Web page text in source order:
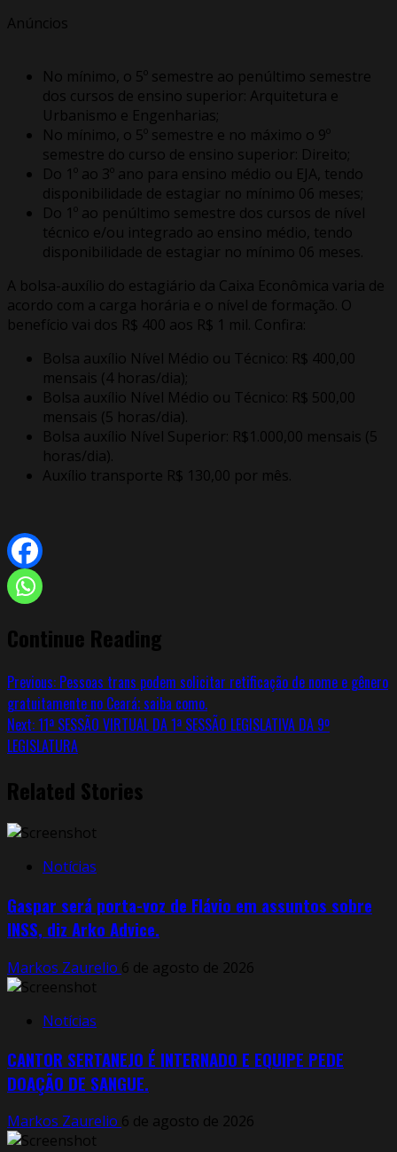
Anúncios
No mínimo, o 5º semestre ao penúltimo semestre
dos cursos de ensino superior: Arquitetura e
Urbanismo e Engenharias;
No mínimo, o 5º semestre e no máximo o 9º
semestre do curso de ensino superior: Direito;
Do 1º ao 3º ano para ensino médio ou EJA, tendo
disponibilidade de estagiar no mínimo 06 meses;
Do 1º ao penúltimo semestre dos cursos de nível
técnico e/ou integrado ao ensino médio, tendo
disponibilidade de estagiar no mínimo 06 meses.
A bolsa-auxílio do estagiário da Caixa Econômica varia de
acordo com a carga horária e o nível de formação. O
benefício vai dos R$ 400 aos R$ 1 mil. Confira:
Bolsa auxílio Nível Médio ou Técnico: R$ 400,00
mensais (4 horas/dia);
Bolsa auxílio Nível Médio ou Técnico: R$ 500,00
mensais (5 horas/dia).
Bolsa auxílio Nível Superior: R$1.000,00 mensais (5
horas/dia).
Auxílio transporte R$ 130,00 por mês.
Continue Reading
Previous: Pessoas trans podem solicitar retificação de nome e gênero
gratuitamente no Ceará; saiba como.
Next:11ª SESSÃO VIRTUAL DA 1ª SESSÃO LEGISLATIVA DA 9º
LEGISLATURA
Related Stories
Notícias
Gaspar será porta-voz de Flávio em assuntos sobre
INSS, diz Arko Advice.
Markos Zaurelio 6 de agosto de 2026
Notícias
CANTOR SERTANEJO É INTERNADO E EQUIPE PEDE
DOAÇÃO DE SANGUE.
Markos Zaurelio 6 de agosto de 2026